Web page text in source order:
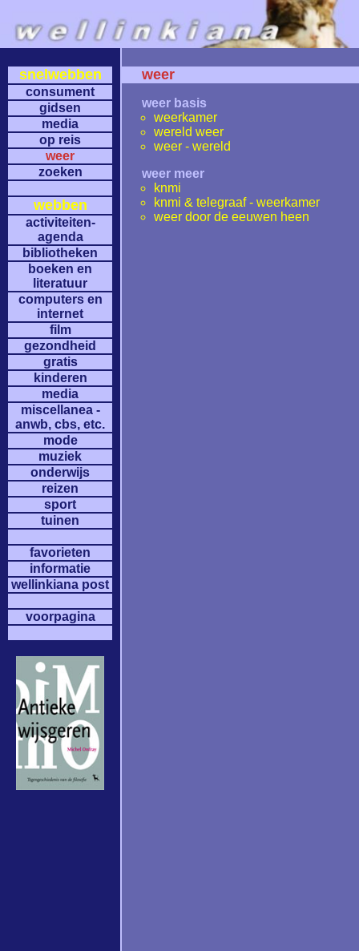
snelwebben
consument
gidsen
media
op reis
weer
zoeken
webben
activiteiten-
agenda
bibliotheken
boeken en
literatuur
computers en
internet
film
gezondheid
gratis
kinderen
media
miscellanea -
anwb, cbs, etc.
mode
muziek
onderwijs
reizen
sport
tuinen
favorieten
informatie
wellinkiana post
voorpagina
weer
weer basis
weerkamer
wereld weer
weer - wereld
weer meer
knmi
knmi & telegraaf - weerkamer
weer door de eeuwen heen